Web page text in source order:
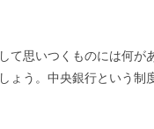
て思いつくものには何が
ょう。中央銀行という制